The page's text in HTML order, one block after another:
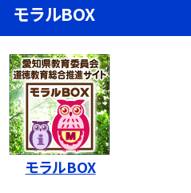
モラルBOX
モラルBOX